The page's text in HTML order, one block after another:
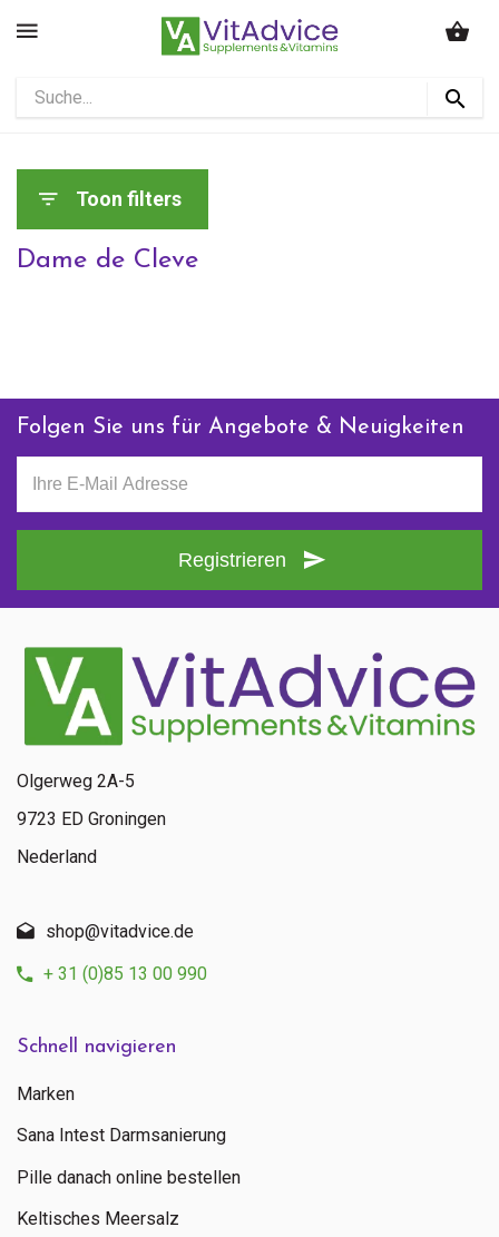
Toon filters
Dame de Cleve
Folgen Sie uns für Angebote & Neuigkeiten
Registrieren
Schnell navigieren
Marken
Sana Intest Darmsanierung
Pille danach online bestellen
Keltisches Meersalz
Olgerweg 2A-5
9723 ED Groningen
Nederland
shop@vitadvice.de
+ 31 (0)85 13 00 990